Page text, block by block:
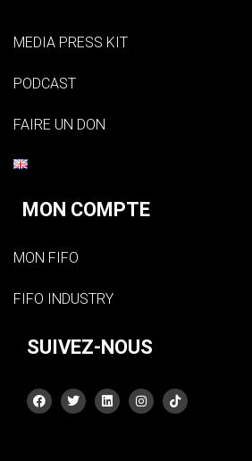
MEDIA PRESS KIT
PODCAST
FAIRE UN DON
MON COMPTE
MON FIFO
FIFO INDUSTRY
SUIVEZ-NOUS